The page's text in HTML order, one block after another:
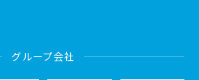
グループ会社